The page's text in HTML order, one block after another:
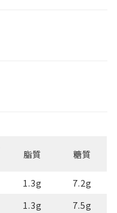
脂質 糖質
1.3g
7.2g
1.3g
7.5g